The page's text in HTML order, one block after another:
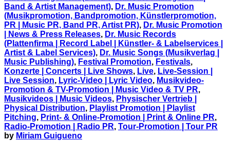
Band & Artist Management), Dr. Music Promotion
(Musikpromotion, Bandpromotion, Künstlerpromotion,
PR | Music PR, Band PR, Artist PR), Dr. Music Promotion
| News & Press Releases, Dr. Music Records
(Plattenfirma | Record Label | Künstler- & Labelservices |
Artist & Label Services), Dr. Music Songs (Musikverlag |
Music Publishing), Festival Promotion, Festivals,
Konzerte | Concerts | Live Shows, Live, Live-Session |
Live Session, Lyric-Video | Lyric Video, Musikvideo-
Promotion & TV-Promotion | Music Video & TV PR,
Musikvideos | Music Videos, Physischer Vertrieb |
Physical Distribution, Playlist Promotion | Playlist
Pitching, Print- & Online-Promotion | Print & Online PR,
Radio-Promotion | Radio PR, Tour-Promotion | Tour PR
by Miriam Guigueno